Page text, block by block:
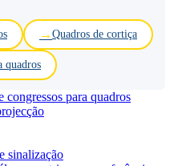
Quadros de cortiça
quadros
congressos para quadros
sinalização